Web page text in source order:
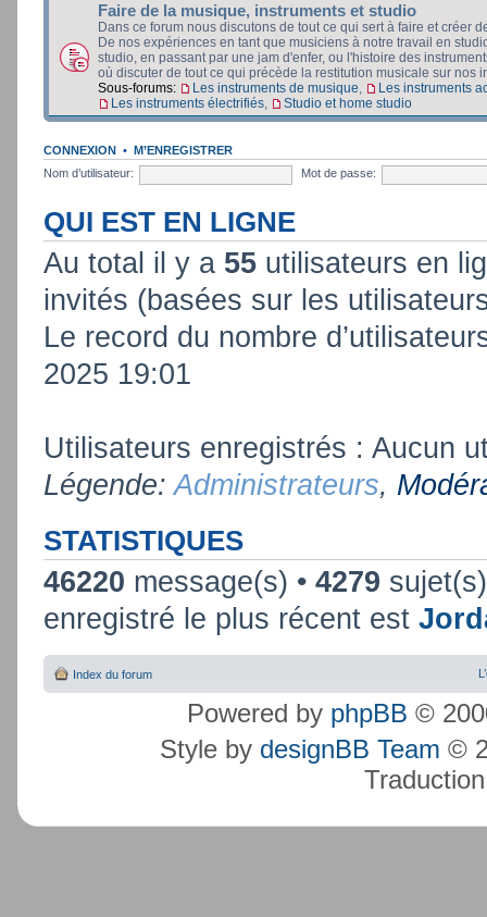
Faire de la musique, instruments et studio
Dans ce forum nous discutons de tout ce qui sert à faire et créer
De nos expériences en tant que musiciens à notre travail en
studio, en passant par une jam d'enfer, ou l'histoire des
où discuter de tout ce qui précède la restitution musicale sur nos
Sous-forums:
Les instruments de musique
Les instruments
Les instruments électrifiés
Studio et home studio
CONNEXION • M’ENREGISTRER
Nom d’utilisateur:
Mot de passe:
QUI EST EN LIGNE
Au total il y a 55 utilisateurs en
invités (basées sur les
Le record du nombre
2025 19:01
Utilisateurs enregistrés : Aucun
Légende:Administrateurs,
STATISTIQUES
46220 message(s) • 4279
enregistré le plus récent est
Index du forum
Powered by phpBB ©
Style by designBB Team ©